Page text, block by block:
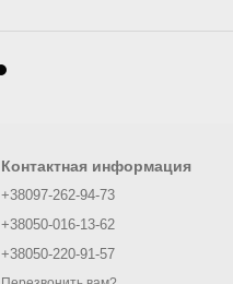
Контактная информация
+38097-262-94-73
+38050-016-13-62
+38050-220-91-57